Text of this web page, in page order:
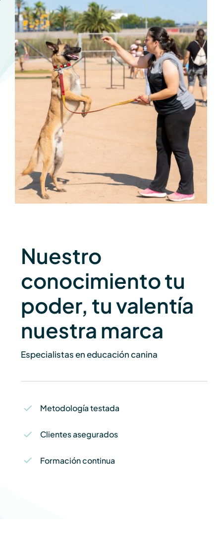
Nuestro
conocimiento tu
poder, tu valentía
nuestra marca
Especialistas en educación canina
Metodología testada
Clientes asegurados
Formación continua